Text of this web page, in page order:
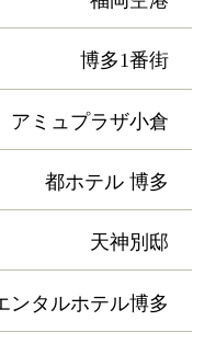
博多1番街
アミュプラザ小倉
都ホテル 博多
天神別邸
ンタルホテル博多